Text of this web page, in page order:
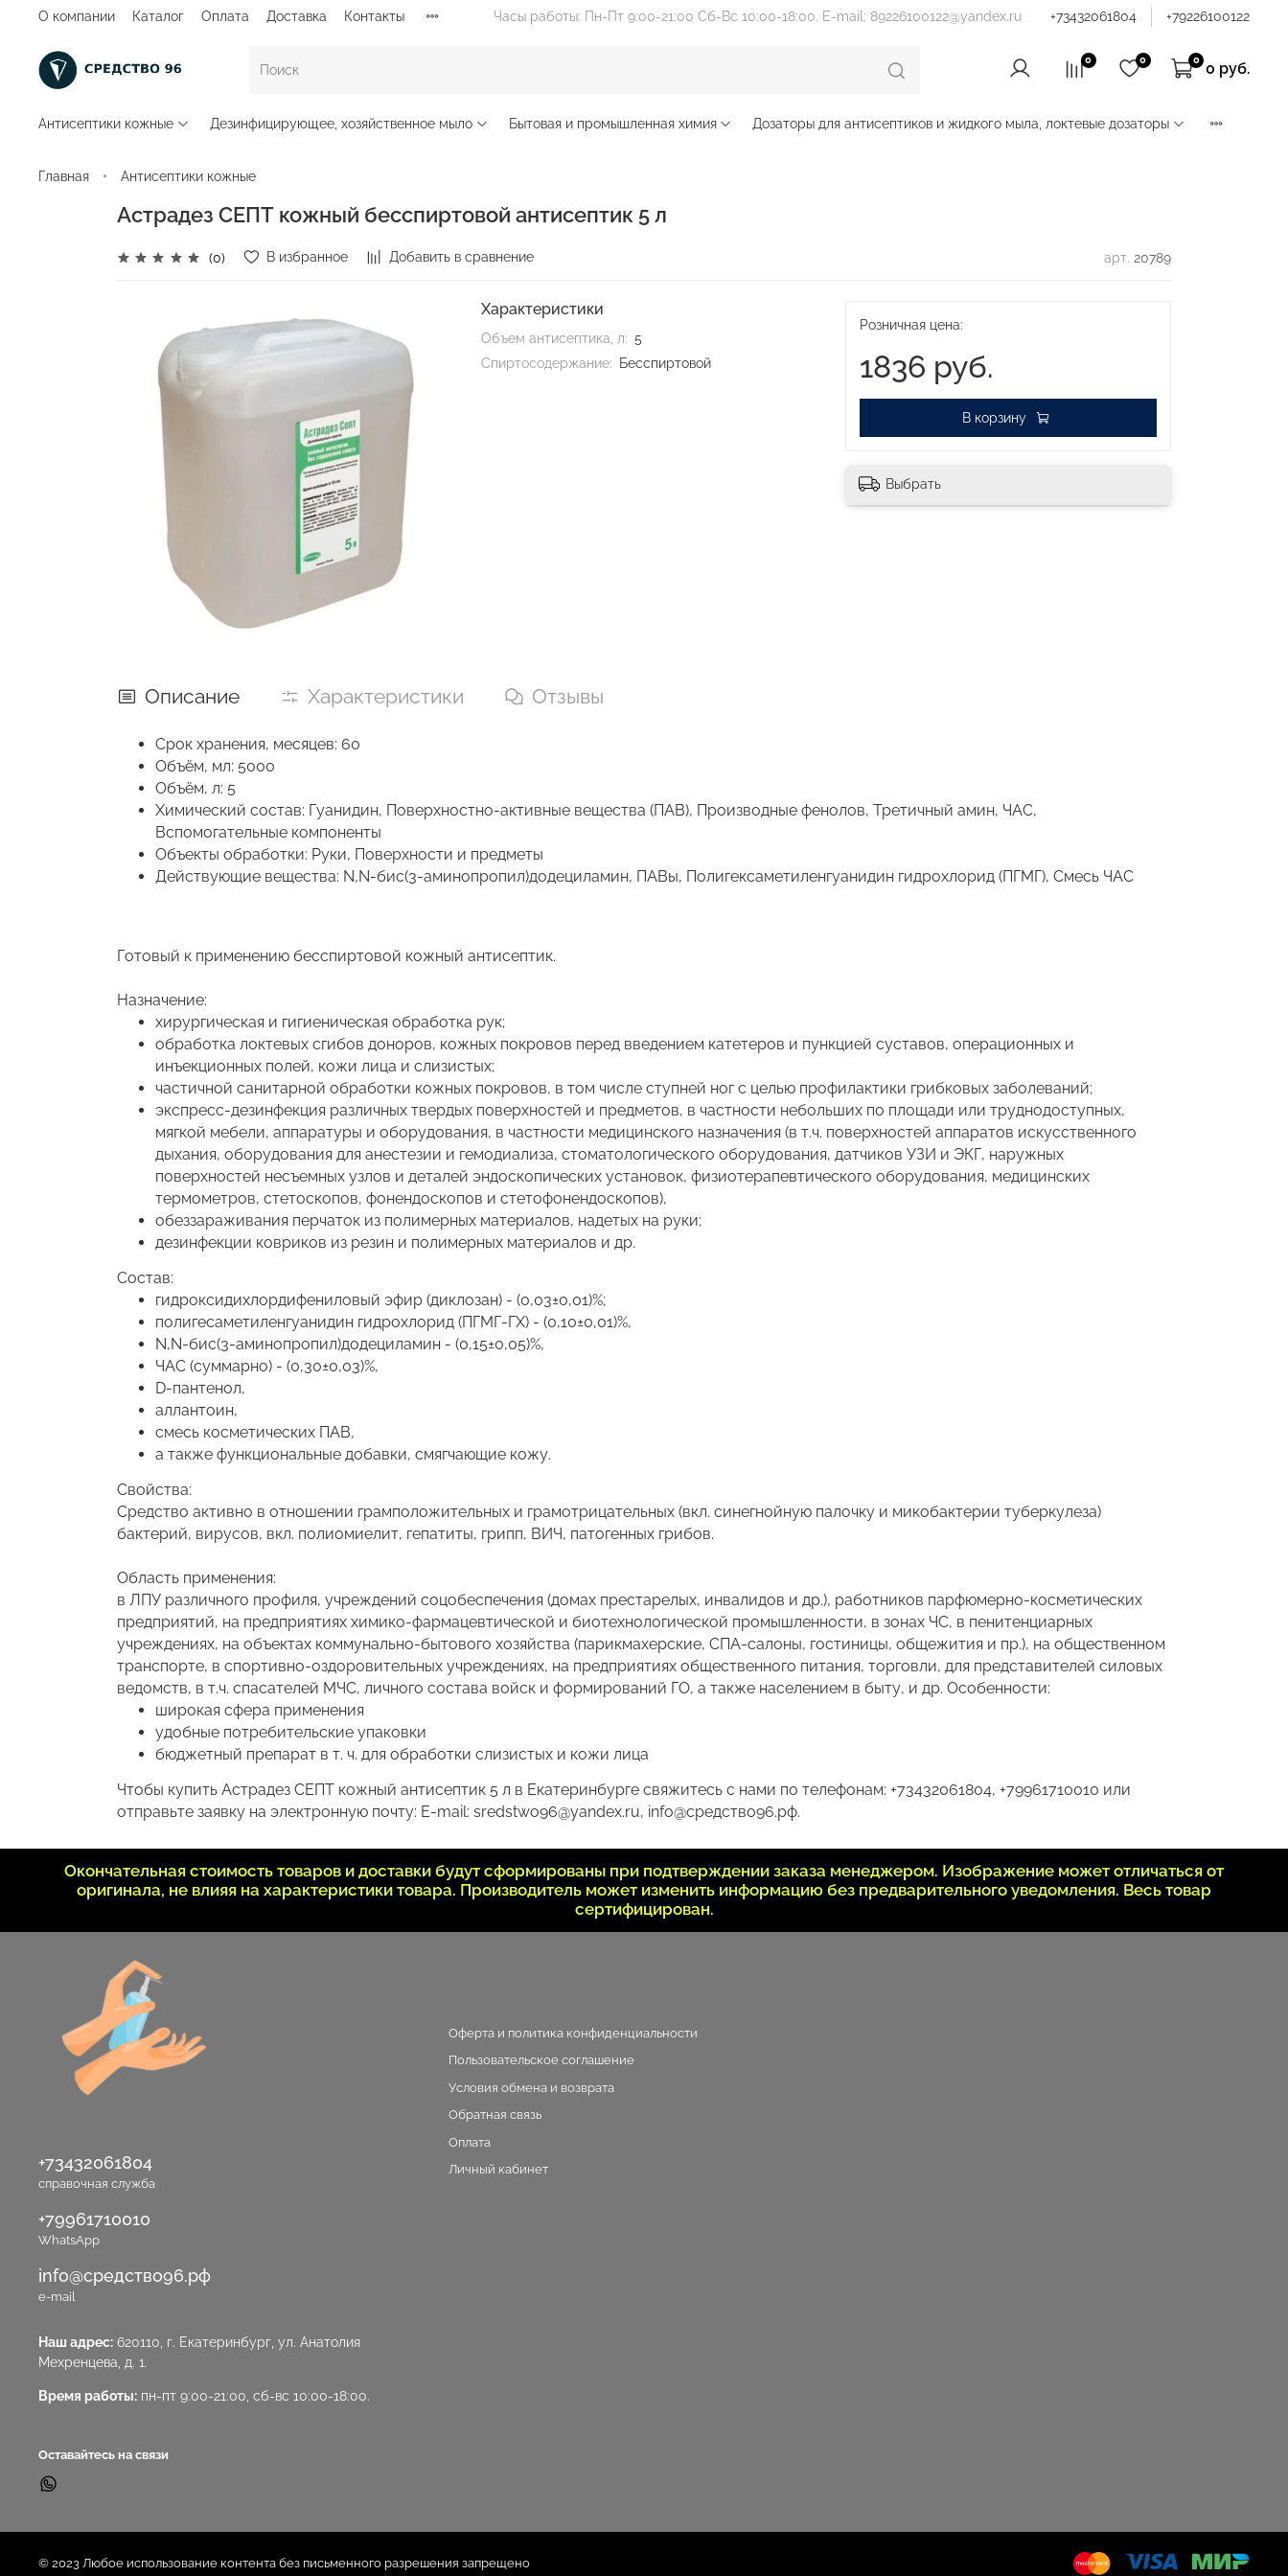
О компании Каталог Оплата Доставка Контакты Часы работы: Пн-Пт 9:00-21:00 Сб-Вс 10:00-18:00. E-mail: 89226100122@yandex.ru +73432061804 +79226100122
0 0 0
0 руб.
Антисептики кожные Дезинфицирующее, хозяйственное мыло Бытовая и промышленная химия Дозаторы для антисептиков и жидкого мыла, локтевые дозаторы
Главная Антисептики кожные
Астрадез СЕПТ кожный бесспиртовой антисептик 5 л
(0) В избранное Добавить в сравнение арт. 20789
Характеристики
Объем антисептика, л: 5
Спиртосодержание:
Бесспиртовой
Розничная цена:
1836 руб.
В корзину
Выбрать
Описание Характеристики Отзывы
Срок хранения, месяцев: 60
Объём, мл: 5000
Объём, л: 5
Химический состав: Гуанидин, Поверхностно-активные вещества (ПАВ), Производные фенолов, Третичный амин, ЧАС,
Вспомогательные компоненты
Объекты обработки: Руки, Поверхности и предметы
Действующие вещества: N,N-бис(3-аминопропил)додециламин, ПАВы, Полигексаметиленгуанидин гидрохлорид (ПГМГ), Смесь ЧАС
Готовый к применению бесспиртовой кожный антисептик.
Назначение:
хирургическая и гигиеническая обработка рук;
обработка локтевых сгибов доноров, кожных покровов перед введением катетеров и пункцией суставов, операционных и
инъекционных полей, кожи лица и слизистых;
частичной санитарной обработки кожных покровов, в том числе ступней ног с целью профилактики грибковых заболеваний;
экспресс-дезинфекция различных твердых поверхностей и предметов, в частности небольших по площади или труднодоступных,
мягкой мебели, аппаратуры и оборудования, в частности медицинского назначения (в т.ч. поверхностей аппаратов искусственного
дыхания, оборудования для анестезии и гемодиализа, стоматологического оборудования, датчиков УЗИ и ЭКГ, наружных
поверхностей несъемных узлов и деталей эндоскопических установок, физиотерапевтического оборудования, медицинских
термометров, стетоскопов, фонендоскопов и стетофонендоскопов),
обеззараживания перчаток из полимерных материалов, надетых на руки;
дезинфекции ковриков из резин и полимерных материалов и др.
Состав:
гидроксидихлордифениловый эфир (диклозан) - (0,03±0,01)%;
полигесаметиленгуанидин гидрохлорид (ПГМГ-ГХ) - (0,10±0,01)%,
N,N-бис(3-аминопропил)додециламин - (0,15±0,05)%,
ЧАС (суммарно) - (0,30±0,03)%,
D-пантенол,
аллантоин,
смесь косметических ПАВ,
а также функциональные добавки, смягчающие кожу.
Свойства:
Средство активно в отношении грамположительных и грамотрицательных (вкл. синегнойную палочку и микобактерии туберкулеза)
бактерий, вирусов, вкл. полиомиелит, гепатиты, грипп, ВИЧ, патогенных грибов.
Область применения:
в ЛПУ различного профиля, учреждений соцобеспечения (домах престарелых, инвалидов и др.), работников парфюмерно-косметических
предприятий, на предприятиях химико-фармацевтической и биотехнологической промышленности, в зонах ЧС, в пенитенциарных
учреждениях, на объектах коммунально-бытового хозяйства (парикмахерские, СПА-салоны, гостиницы, общежития и пр.), на общественном
транспорте, в спортивно-оздоровительных учреждениях, на предприятиях общественного питания, торговли, для представителей силовых
ведомств, в т.ч. спасателей МЧС, личного состава войск и формирований ГО, а также населением в быту, и др. Особенности:
широкая сфера применения
удобные потребительские упаковки
бюджетный препарат в т. ч. для обработки слизистых и кожи лица
Чтобы купить Астрадез СЕПТ кожный антисептик 5 л в Екатеринбурге свяжитесь с нами по телефонам: +73432061804, +79961710010 или
отправьте заявку на электронную почту: E-mail: sredstwo96@yandex.ru, info@средство96.рф.
Окончательная стоимость товаров и доставки будут сформированы при подтверждении заказа менеджером. Изображение может отличаться от
оригинала, не влияя на характеристики товара. Производитель может изменить информацию без предварительного уведомления. Весь товар
сертифицирован.
Оферта и политика конфиденциальности
Пользовательское соглашение
Условия обмена и возврата
Обратная связь
Оплата
Личный кабинет
+73432061804
справочная служба
+79961710010
WhatsApp
info@средство96.рф
e-mail
Наш адрес: 620110, г. Екатеринбург, ул. Анатолия
Мехренцева, д. 1.
Время работы: пн-пт 9:00-21:00, сб-вс 10:00-18:00.
Оставайтесь на связи
© 2023 Любое использование контента без письменного разрешения запрещено